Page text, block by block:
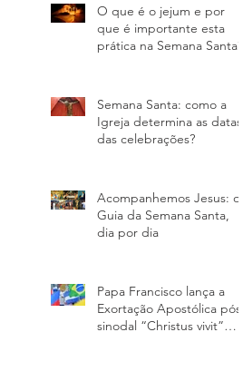
O que é o jejum e por
que é importante esta
prática na Semana Santa?
Semana Santa: como a
Igreja determina as datas
das celebrações?
Acompanhemos Jesus: o
Guia da Semana Santa,
dia por dia
Papa Francisco lança a
Exortação Apostólica pós-
sinodal “Christus vivit”